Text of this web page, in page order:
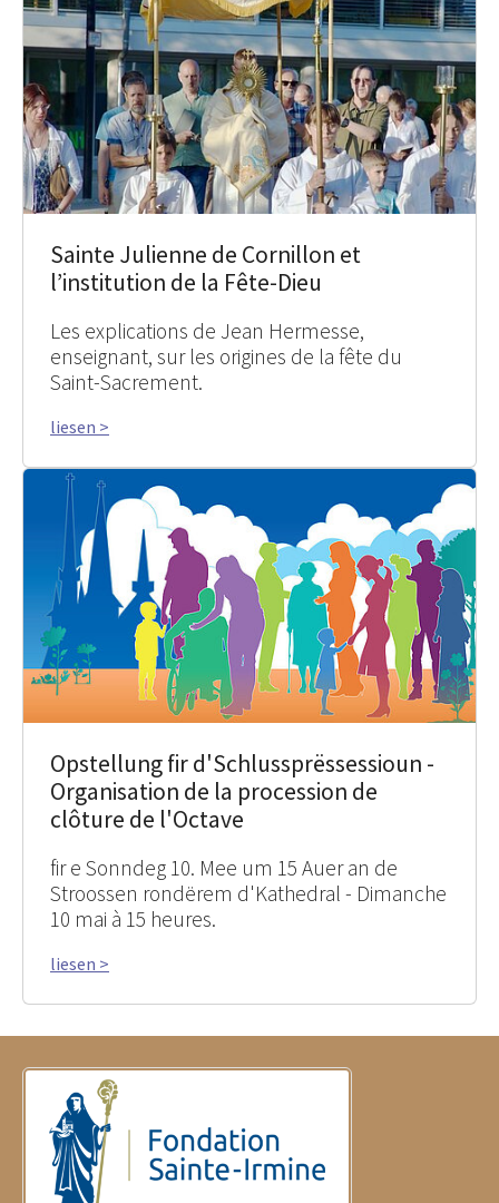
Sainte Julienne de Cornillon et
l’institution de la Fête-Dieu
Les explications de Jean Hermesse,
enseignant, sur les origines de la fête du
Saint-Sacrement.
liesen >
Opstellung fir d'Schlussprëssessioun -
Organisation de la procession de
clôture de l'Octave
fir e Sonndeg 10. Mee um 15 Auer an de
Stroossen rondërem d'Kathedral - Dimanche
10 mai à 15 heures.
liesen >